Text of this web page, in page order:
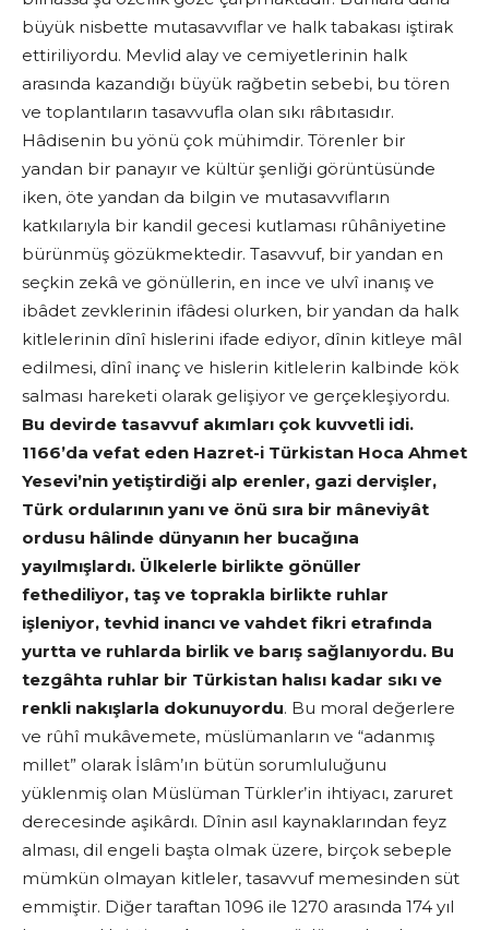
büyük nisbette mutasavvıflar ve halk tabakası iştirak
ettiriliyordu. Mevlid alay ve cemiyetlerinin halk
arasında kazandığı büyük rağbetin sebebi, bu tören
ve toplantıların tasavvufla olan sıkı râbıtasıdır.
Hâdisenin bu yönü çok mühimdir. Törenler bir
yandan bir panayır ve kültür şenliği görüntüsünde
iken, öte yandan da bilgin ve mutasavvıfların
katkılarıyla bir kandil gecesi kutlaması rûhâniyetine
bürünmüş gözükmektedir. Tasavvuf, bir yandan en
seçkin zekâ ve gönüllerin, en ince ve ulvî inanış ve
ibâdet zevklerinin ifâdesi olurken, bir yandan da halk
kitlelerinin dînî hislerini ifade ediyor, dînin kitleye mâl
edilmesi, dînî inanç ve hislerin kitlelerin kalbinde kök
salması hareketi olarak gelişiyor ve gerçekleşiyordu.
Bu devirde tasavvuf akımları çok kuvvetli idi.
1166’da vefat eden Hazret-i Türkistan Hoca Ahmet
Yesevi’nin yetiştirdiği alp erenler, gazi dervişler,
Türk ordularının yanı ve önü sıra bir mâneviyât
ordusu hâlinde dünyanın her bucağına
yayılmışlardı. Ülkelerle birlikte gönüller
fethediliyor, taş ve toprakla birlikte ruhlar
işleniyor, tevhid inancı ve vahdet fikri etrafında
yurtta ve ruhlarda birlik ve barış sağlanıyordu. Bu
tezgâhta ruhlar bir Türkistan halısı kadar sıkı ve
renkli nakışlarla dokunuyordu. Bu moral değerlere
ve rûhî mukâvemete, müslümanların ve “adanmış
millet” olarak İslâm’ın bütün sorumluluğunu
yüklenmiş olan Müslüman Türkler’in ihtiyacı, zaruret
derecesinde aşikârdı. Dînin asıl kaynaklarından feyz
alması, dil engeli başta olmak üzere, birçok sebeple
mümkün olmayan kitleler, tasavvuf memesinden süt
emmiştir. Diğer taraftan 1096 ile 1270 arasında 174 yıl